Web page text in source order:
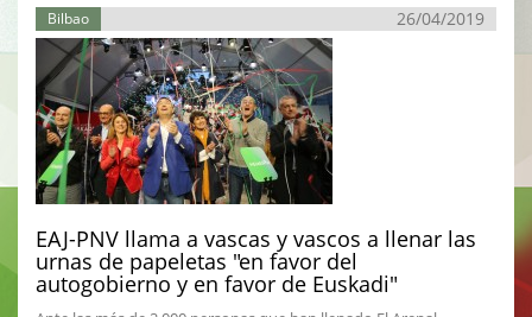
Bilbao 26/04/2019
EAJ-PNV llama a vascas y vascos a llenar las
urnas de papeletas "en favor del
autogobierno y en favor de Euskadi"